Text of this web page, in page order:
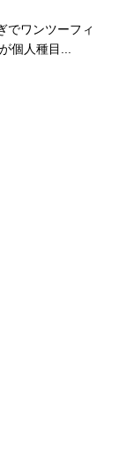
でワンツーフィ
個人種目...